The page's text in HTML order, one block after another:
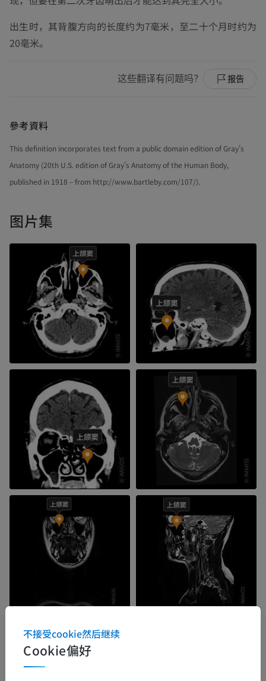
出生时，其背腹方向的长度约为7毫米，至二十个月时约为
20毫米。
这些翻译有问题吗？ 报告
參考資料
This definition incorporates text from a public domain edition of Gray's
Anatomy (20th U.S. edition of Gray's Anatomy of the Human Body,
published in 1918 – from http://www.bartleby.com/107/).
图片集
Cookie偏好
不接受cookie然后继续